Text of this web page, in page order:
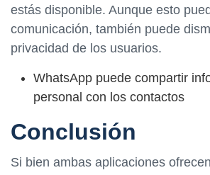
estás disponible. Aunque esto
comunicación, también puede
privacidad de los usuarios.
WhatsApp puede compartir
personal con los contactos
Conclusión
Si bien ambas aplicaciones